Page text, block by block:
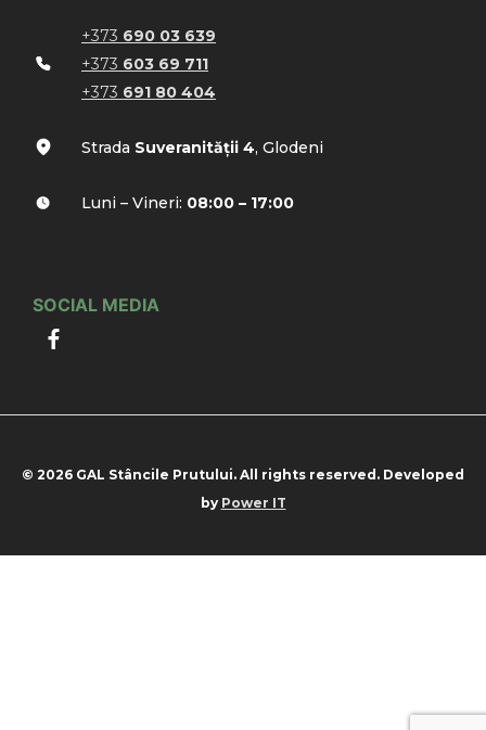
+373 690 03 639
+373 603 69 711
+373 691 80 404
Strada Suveranității 4, Glodeni
Luni – Vineri: 08:00 – 17:00
SOCIAL MEDIA
© 2026 GAL Stâncile Prutului. All rights reserved. Developed
by Power IT